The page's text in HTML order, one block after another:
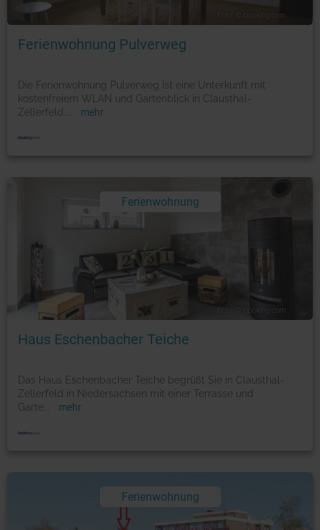
Foto: © booking.com
Ferienwohnung Pulverweg
Die Ferienwohnung Pulverweg ist eine Unterkunft mit
kostenfreiem WLAN und Gartenblick in Clausthal-
Zellerfeld.
mehr
Ferienwohnung
Foto: © booking.com
Haus Eschenbacher Teiche
Das Haus Eschenbacher Teiche begrüßt Sie in Clausthal-
Zellerfeld in Niedersachsen mit einer Terrasse und
Garte
mehr
Ferienwohnung